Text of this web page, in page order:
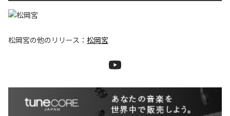
松岡宮の他のリリース： 松岡宮